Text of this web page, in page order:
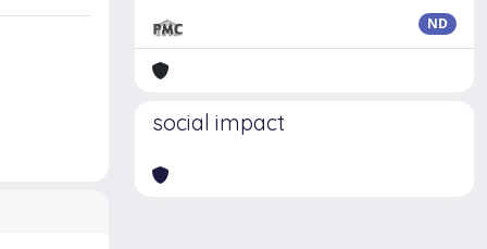
ND
social impact